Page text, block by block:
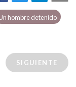
hombre detenido
SIGUIENTE